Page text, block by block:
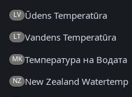
LV Ūdens Temperatūra
LT Vandens Temperatūra
MK Температура на Водата
NZ New Zealand Watertemp